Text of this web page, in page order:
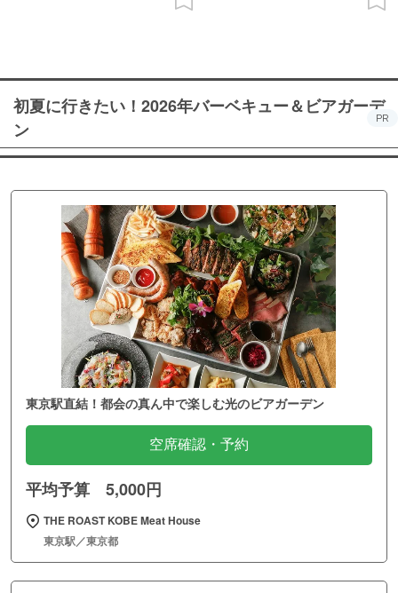
初夏に行きたい！2026年バーベキュー＆ビアガーデ
ン
PR
東京駅直結！都会の真ん中で楽しむ光のビアガーデン
空席確認・予約
平均予算 5,000円
THE ROAST KOBE Meat House
東京駅／東京都